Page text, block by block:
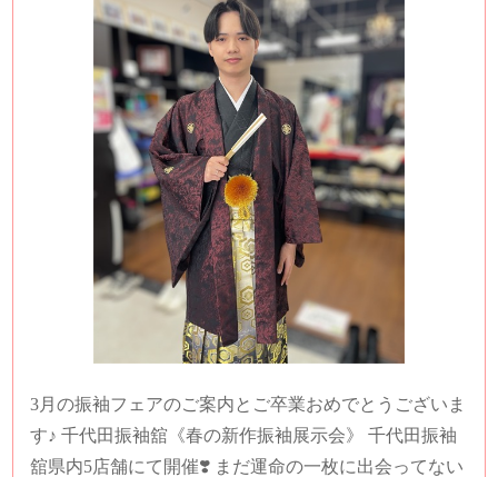
3月の振袖フェアのご案内とご卒業おめでとうございま
す♪ 千代田振袖舘《春の新作振袖展示会》 千代田振袖
舘県内5店舗にて開催❣️ まだ運命の一枚に出会ってない